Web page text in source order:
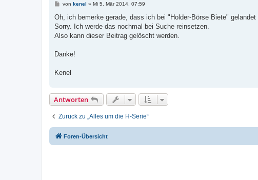
B
i
r
a
von kenel » Mi 5. Mär 2014, 07:59
Oh, ich bemerke gerade, dass ich bei "Holder-Börse Biete" gelandet
Sorry. Ich werde das nochmal bei Suche reinsetzen.
Also kann dieser Beitrag gelöscht werden.
Danke!
Kenel
Antworten
Zurück zu „Alles um die H-Serie“
Foren-Übersicht